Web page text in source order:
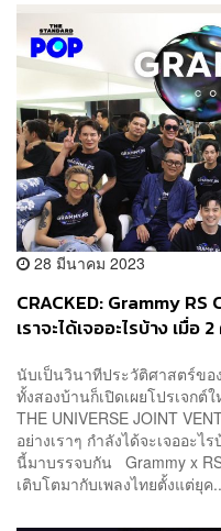
28 มีนาคม 2023
CRACKED: Grammy RS
เราจะได้เจออะไรบ้าง เมื่
นับเป็นวินาทีประวัติศาสตร์ขอ
ทั้งสองบ้านก็เปิดเผยโปรเจกต์
THE UNIVERSE JOINT
อย่างเราๆ กำลังได้จะเจออะ
นี้มาบรรจบกัน Grammy x
เติบโตมากับเพลงไทยตั้งแต่ยุค